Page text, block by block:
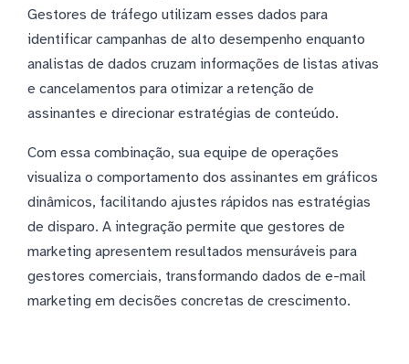
Gestores de tráfego utilizam esses dados para
identificar campanhas de alto desempenho enquanto
analistas de dados cruzam informações de listas ativas
e cancelamentos para otimizar a retenção de
assinantes e direcionar estratégias de conteúdo.
Com essa combinação, sua equipe de operações
visualiza o comportamento dos assinantes em gráficos
dinâmicos, facilitando ajustes rápidos nas estratégias
de disparo. A integração permite que gestores de
marketing apresentem resultados mensuráveis para
gestores comerciais, transformando dados de e-mail
marketing em decisões concretas de crescimento.